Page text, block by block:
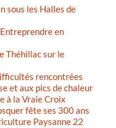
sous les Halles de
en
Théhillac sur le
rencontrées
et aux pics de chaleur
à la Vraie Croix
fête ses 300 ans
Paysanne 22